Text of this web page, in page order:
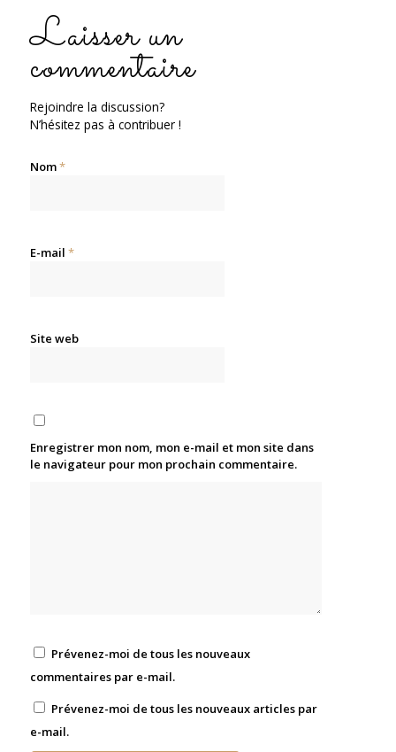
Laisser un
commentaire
Rejoindre la discussion?
N’hésitez pas à contribuer !
Nom*
E-mail *
Site web
Enregistrer mon nom, mon e-mail et mon site dans
le navigateur pour mon prochain commentaire.
Prévenez-moi de tous les nouveaux
commentaires par e-mail.
Prévenez-moi de tous les nouveaux articles par
e-mail.